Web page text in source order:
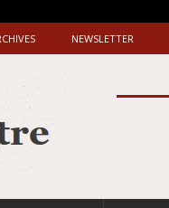
NEWSLETTER